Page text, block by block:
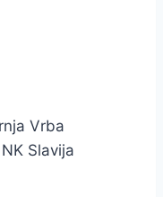
Vrba
Slavija